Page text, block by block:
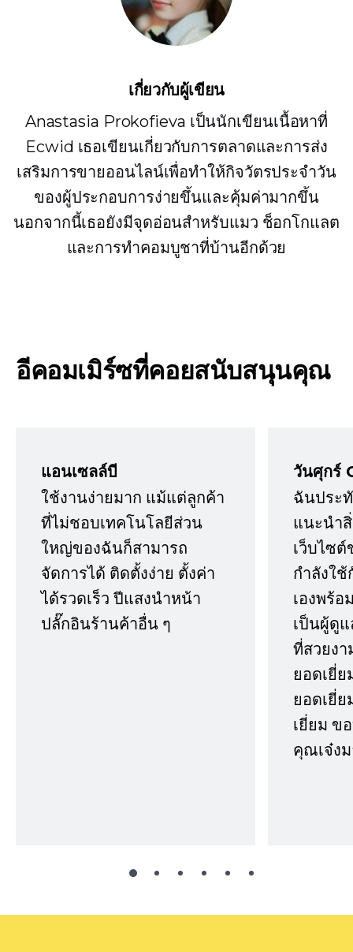
เกี่ยวกับผู้เขียน
Anastasia Prokofieva เป็นนักเขียนเนื้อหาที่
Ecwid เธอเขียนเกี่ยวกับการตลาดและการส่ง
เสริมการขายออนไลน์เพื่อทำให้กิจวัตรประจำวัน
ของผู้ประกอบการง่ายขึ้นและคุ้มค่ามากขึ้น
นอกจากนี้เธอยังมีจุดอ่อนสำหรับแมว ช็อกโกแลต
และการทำคอมบูชาที่บ้านอีกด้วย
อีคอมเมิร์ซที่คอยสนับสนุนคุณ
แอนเซลล์บี
ใช้งานง่ายมาก แม้แต่ลูกค้า
ที่ไม่ชอบเทคโนโลยีส่วน
ใหญ่ของฉันก็สามารถ
จัดการได้ ติดตั้งง่าย ตั้งค่า
ได้รวดเร็ว ปีแสงนำหน้า
ปลั๊กอินร้านค้าอื่น ๆ
วันศุกร์
ฉันประ
แนะนำ
เว็บไซ
กำลังใ
เองพร้
เป็นผู้ดูแ
ที่สวยง
ยอดเยี่ย
ยอดเยี่
เยี่ยม ข
คุณเจ๋ง